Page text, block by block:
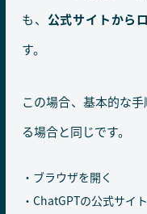
も、 公式サイトから
す。
この場合、基本的な
る場合と同じです。
ブラウザを開く
ChatGPTの公式サイ